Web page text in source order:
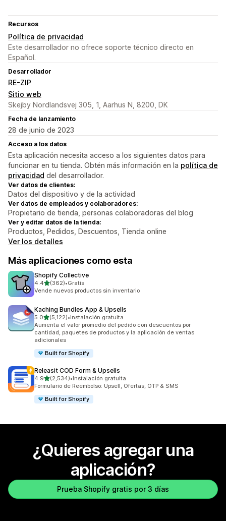
Recursos
Política de privacidad
Este desarrollador no ofrece soporte técnico directo en
Español.
Desarrollador
RE-ZIP
Sitio web
Skejby Nordlandsvej 305, 1, Aarhus N, 8200, DK
Fecha de lanzamiento
28 de junio de 2023
Acceso a los datos
Esta aplicación necesita acceso a los siguientes datos para
funcionar en tu tienda. Obtén más información en la política de
privacidad del desarrollador.
Ver datos de clientes:
Datos del dispositivo y de la actividad
Ver datos de empleados y colaboradores:
Propietario de tienda, personas colaboradoras del blog
Ver y editar datos de la tienda:
Productos, Pedidos, Descuentos, Tienda online
Ver los detalles
Más aplicaciones como esta
Shopify Collective
4.4de 5 estrellas
(362)
362 reseñas en total
•Gratis
Vende nuevos productos sin inventario
Kaching Bundles App & Upsells
5.0de 5 estrellas
(5,122)
5122 reseñas en total
•Instalación gratuita
Aumenta el valor promedio del pedido con descuentos por
cantidad, paquetes de productos y la aplicación de ventas
adicionales
Built for Shopify
Releasit COD Form & Upsells
4.9de 5 estrellas
(2,534)
2534 reseñas en total
•Instalación gratuita
Formulario de Reembolso: Upsell, Ofertas, OTP & SMS
Built for Shopify
¿Quieres agregar una
aplicación?
Prueba Shopify gratis por 3 días